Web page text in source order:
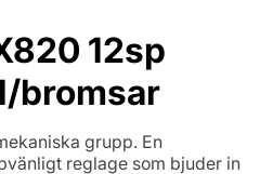
12sp
bromsar
grupp. En
reglage som bjuder in